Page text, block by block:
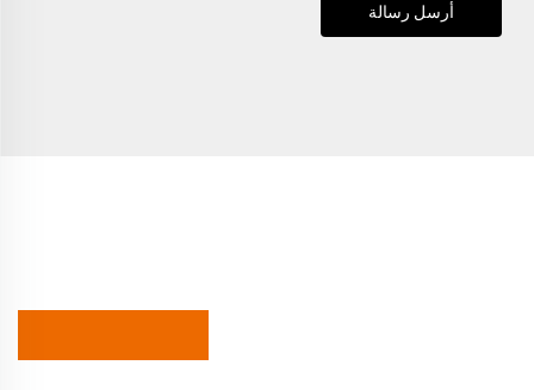
أرسل رسالة